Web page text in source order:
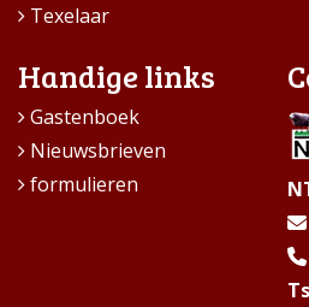
Texelaar
Handige links
Gastenboek
Nieuwsbrieven
formulieren